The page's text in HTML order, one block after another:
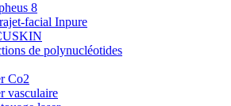
8
facial Inpure
de polynucléotides
Co2
vasculaire